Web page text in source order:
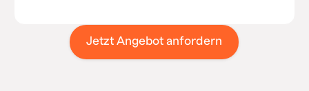
Jetzt Angebot anfordern